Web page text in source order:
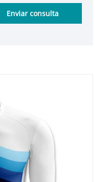
Enviar consulta